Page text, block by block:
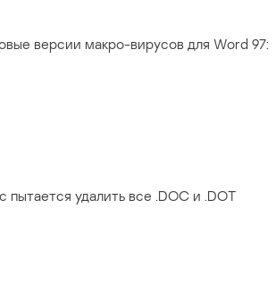
версии макро-вирусов для Word 97:
удалить все .DOC и .DOT